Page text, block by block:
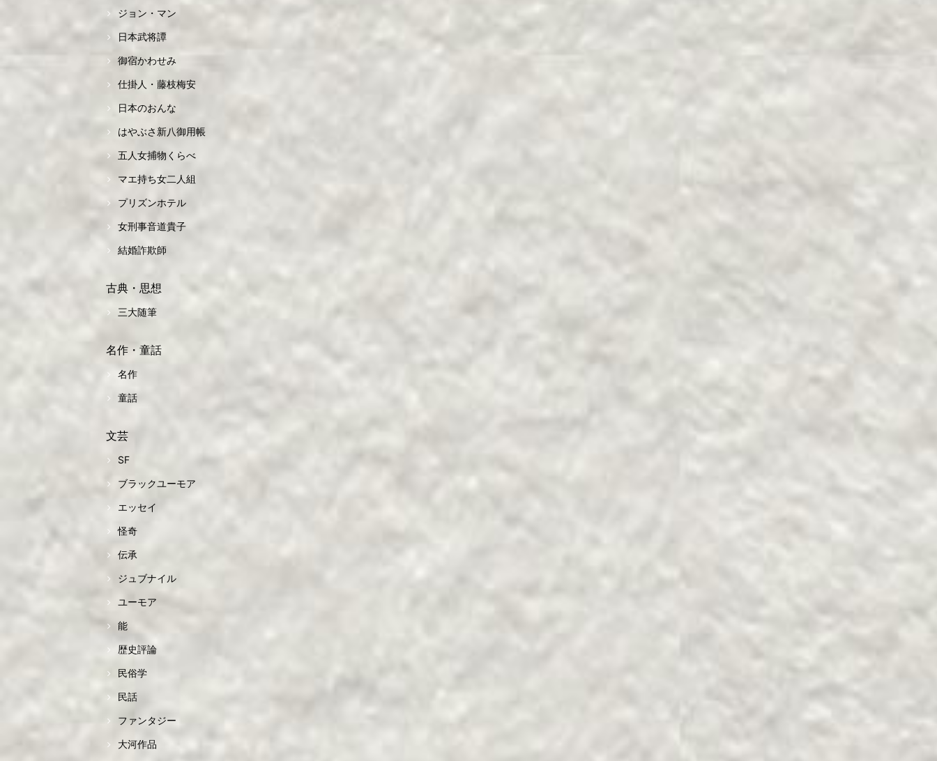
ジョン・マン
日本武将譚
御宿かわせみ
仕掛人・藤枝梅安
日本のおんな
はやぶさ新八御用帳
五人女捕物くらべ
マエ持ち女二人組
プリズンホテル
女刑事音道貴子
結婚詐欺師
古典・思想
三大随筆
名作・童話
名作
童話
文芸
SF
ブラックユーモア
エッセイ
怪奇
伝承
ジュブナイル
ユーモア
能
歴史評論
民俗学
民話
ファンタジー
大河作品